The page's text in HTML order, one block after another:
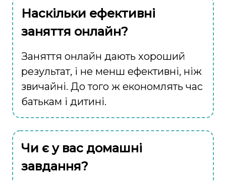
Наскільки ефективні
заняття онлайн?
Заняття онлайн дають хороший
результат, і не менш ефективні, ніж
звичайні. До того ж економлять час
батькам і дитині.
Чи є у вас домашні
завдання?